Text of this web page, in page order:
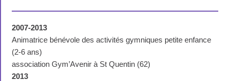
2007-2013
Animatrice bénévole des activités gymniques petite enfance
(2-6 ans)
association Gym’Avenir à St Quentin (62)
2013